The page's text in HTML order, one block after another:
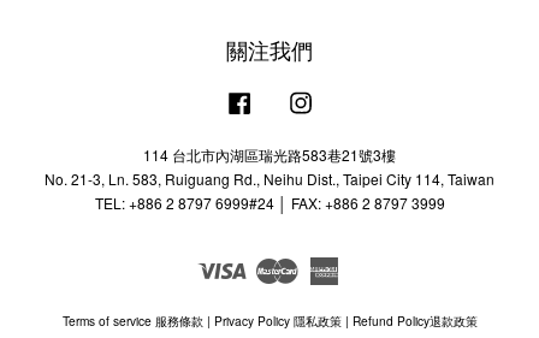
關注我們
Facebook
114 台北市內湖區瑞光路583巷21號3樓
No. 21-3, Ln. 583, Ruiguang Rd., Neihu Dist., Taipei City 114, Taiwan
TEL: +886 2 8797 6999#24 │ FAX: +886 2 8797 3999
Visa Master
Terms of service 服務條款| Privacy Policy 隱私政策| Refund Policy退款政策